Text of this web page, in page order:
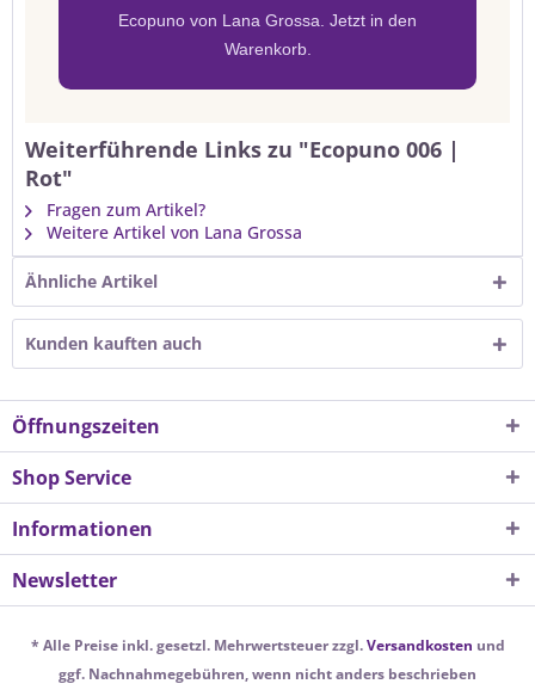
Ecopuno von Lana Grossa. Jetzt in den
Warenkorb.
Weiterführende Links zu "Ecopuno 006 |
Rot"
Fragen zum Artikel?
Weitere Artikel von Lana Grossa
Ähnliche Artikel
Kunden kauften auch
Öffnungszeiten
Shop Service
Informationen
Newsletter
* Alle Preise inkl. gesetzl. Mehrwertsteuer zzgl.Versandkosten und
ggf. Nachnahmegebühren, wenn nicht anders beschrieben